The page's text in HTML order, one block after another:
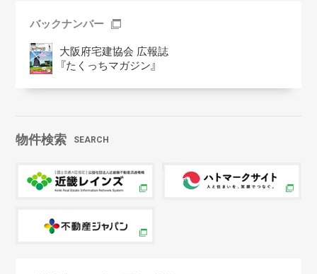
バックナンバー
大阪府宅建協会 広報誌
『たくっちマガジン』
物件検索 SEARCH